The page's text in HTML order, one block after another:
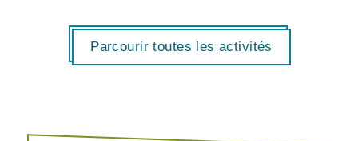
Parcourir toutes les activités